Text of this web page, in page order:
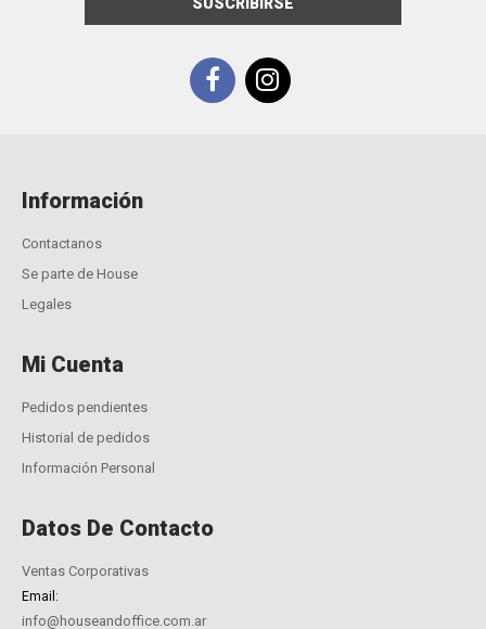
Información
Contactanos
Se parte de House
Legales
Mi Cuenta
Pedidos pendientes
Historial de pedidos
Información Personal
Datos De Contacto
Ventas Corporativas
Email:
info@houseandoffice.com.ar